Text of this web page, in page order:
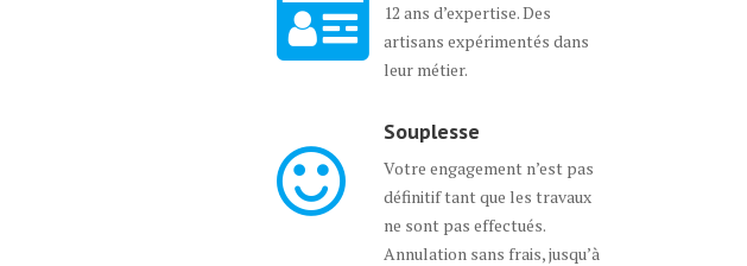
12 ans d’expertise. Des
artisans expérimentés dans
leur métier.
Souplesse
Votre engagement n’est pas
définitif tant que les travaux
ne sont pas effectués.
Annulation sans frais, jusqu’à